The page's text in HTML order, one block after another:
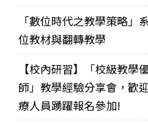
「數位時代之教學策略」
位教材與翻轉教學
【校內研習】「校級教學
師」教學經驗分享會，歡
療人員踴躍報名參加!